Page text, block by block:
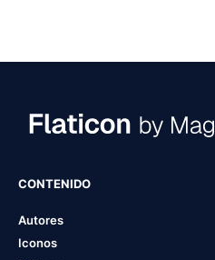
CONTENIDO
Autores
Iconos